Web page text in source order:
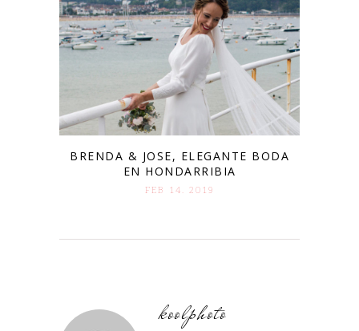
BRENDA & JOSE, ELEGANTE BODA
EN HONDARRIBIA
FEB 14. 2019
koolphoto